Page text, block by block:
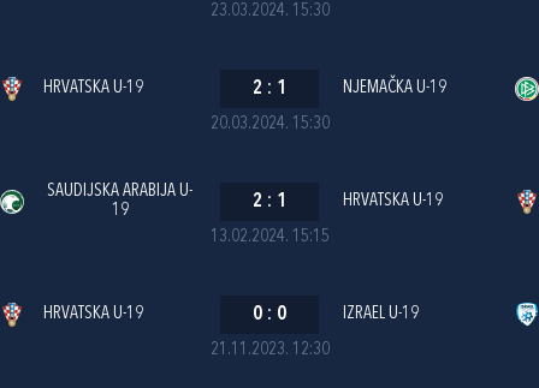
23.03.2024. 15:30
20.03.2024. 15:30
HRVATSKA U-19 2 : 1 NJEMAČKA U-19
13.02.2024. 15:15
SAUDIJSKA ARABIJA U-
19
2 : 1 HRVATSKA U-19
21.11.2023. 12:30
HRVATSKA U-19 0 : 0 IZRAEL U-19